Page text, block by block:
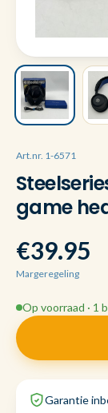
Art.nr. 1-6571
game
€39.95
Margeregeling
Op voorraad · 1
Garantie